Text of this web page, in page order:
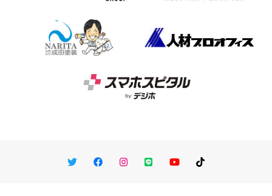
TwitterFacebookInstagram
LINE You TubeTikTok